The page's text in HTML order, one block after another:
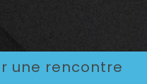
une rencontre